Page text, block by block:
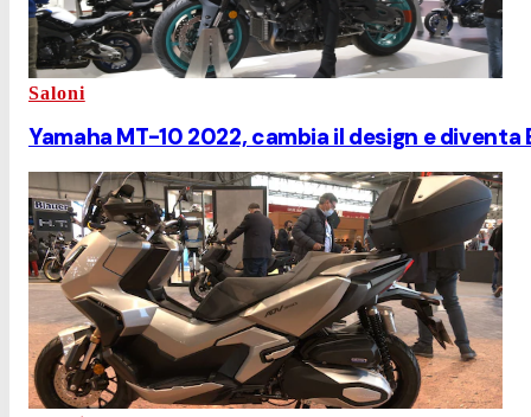
Saloni
Yamaha MT-10 2022, cambia il design e diventa